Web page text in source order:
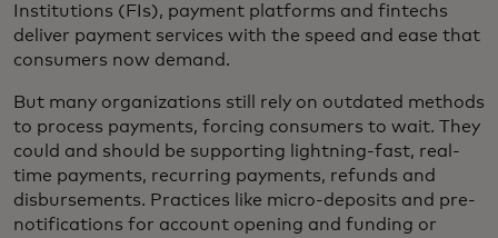
Institutions (FIs), payment platforms and fintechs
deliver payment services with the speed and ease that
consumers now demand.
But many organizations still rely on outdated methods
to process payments, forcing consumers to wait. They
could and should be supporting lightning-fast, real-
time payments, recurring payments, refunds and
disbursements. Practices like micro-deposits and pre-
notifications for account opening and funding or